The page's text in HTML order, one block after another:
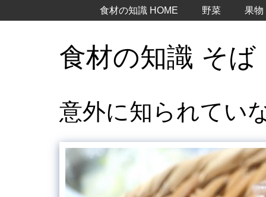
食材の知識 そば
意外に知られてい
食材の知識 HOME 野菜 果物